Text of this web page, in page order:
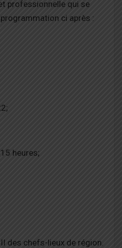
professionnelle qui se
ci après :
heures;
des chefs-lieux de région.